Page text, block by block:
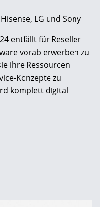
LG und Sony
entfällt für Reseller
vorab erwerben zu
ihre Ressourcen
Konzepte zu
komplett digital